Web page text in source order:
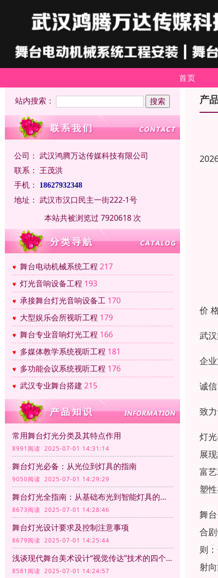
首页
站内搜索：
公司： 武汉鸿腾万达传媒科技有限公司
联系： 王茂洪
手机：
18627932348
地址： 武汉市汉口民主一街222-1号
本站共被浏览过 7920618 次
舞台电动机械系统工程 217
灯光音响设备工程 193
承接舞台灯光音响设备工 170
大型娱乐会所视听工程 179
舞台专业音响灯光工程 166
多媒体教学系统视听工程 181
多功能会议系统视听工程 176
武汉专业舞台搭建 215
常用舞台灯光分类及其特点作用
8991阅读 2025-07-01 14:31:14
舞台灯光必备：从光位到灯具的指南
9050阅读 2025-07-01 14:29:29
舞台灯光全指南：从基础布光到智能灯具的应用
8673阅读 2025-07-01 14:28:46
舞台灯光设计要求及控制注意事项
8679阅读 2025-07-01 14:25:44
浅谈现代舞台美术设计“视觉传达”技术的四个方面
8581阅读 2025-07-01 14:24:57
产
价
武
企
诚
致
灯
展
富
塑
舞
合
则
射